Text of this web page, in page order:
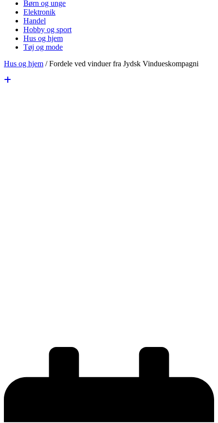
Børn og unge
Elektronik
Handel
Hobby og sport
Hus og hjem
Tøj og mode
Hus og hjem /Fordele ved vinduer fra Jydsk Vindueskompagni